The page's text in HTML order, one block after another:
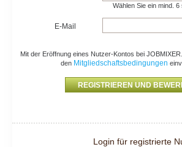
Wählen Sie ein mind.
E-Mail
Mit der Eröffnung eines Nutzer-Kontos bei
den Mitgliedschaftsbedingungen
Login für registrierte